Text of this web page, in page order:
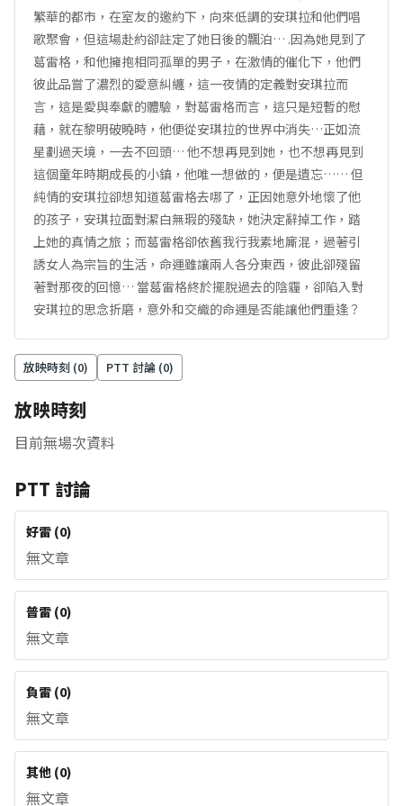
繁華的都市，在室友的邀約下，向來低調的安琪拉和他們唱
歌聚會，但這場赴約卻註定了她日後的飄泊… .因為她見到了
葛雷格，和他擁抱相同孤單的男子，在激情的催化下，他們
彼此品嘗了濃烈的愛意糾纏，這一夜情的定義對安琪拉而
言，這是愛與奉獻的體驗，對葛雷格而言，這只是短暫的慰
藉，就在黎明破曉時，他便從安琪拉的世界中消失…正如流
星劃過天境，一去不回頭… 他不想再見到她，也不想再見到
這個童年時期成長的小鎮，他唯一想做的，便是遺忘…… 但
純情的安琪拉卻想知道葛雷格去哪了，正因她意外地懷了他
的孩子，安琪拉面對潔白無瑕的殘缺，她決定辭掉工作，踏
上她的真情之旅；而葛雷格卻依舊我行我素地廝混，過著引
誘女人為宗旨的生活，命運雖讓兩人各分東西，彼此卻殘留
著對那夜的回憶… 當葛雷格終於擺脫過去的陰霾，卻陷入對
安琪拉的思念折磨，意外和交織的命運是否能讓他們重逢？
放映時刻 (0) PTT 討論 (0)
放映時刻
目前無場次資料
PTT 討論
好雷 (0)
無文章
普雷 (0)
無文章
負雷 (0)
無文章
其他 (0)
無文章